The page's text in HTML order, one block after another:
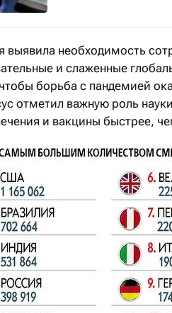
выявила необходимость
и слаженные
борьба с пандемией
отметил важную роль
и вакцины быстрее,